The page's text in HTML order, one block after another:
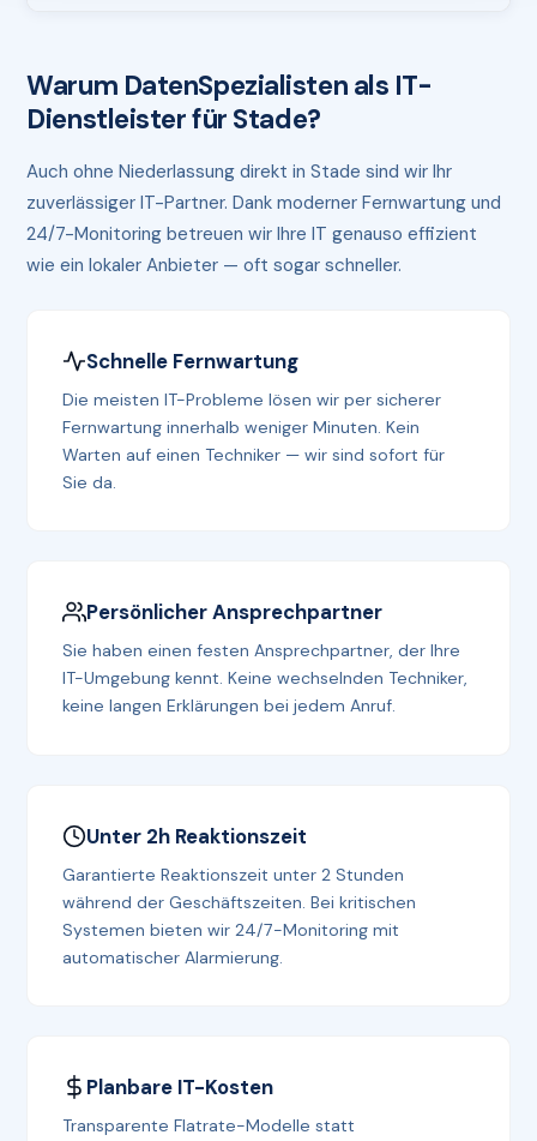
Warum DatenSpezialisten als IT-
Dienstleister für Stade?
Auch ohne Niederlassung direkt in Stade sind wir Ihr
zuverlässiger IT-Partner. Dank moderner Fernwartung und
24/7-Monitoring betreuen wir Ihre IT genauso effizient
wie ein lokaler Anbieter — oft sogar schneller.
Schnelle Fernwartung
Die meisten IT-Probleme lösen wir per sicherer
Fernwartung innerhalb weniger Minuten. Kein
Warten auf einen Techniker — wir sind sofort für
Sie da.
Persönlicher Ansprechpartner
Sie haben einen festen Ansprechpartner, der Ihre
IT-Umgebung kennt. Keine wechselnden Techniker,
keine langen Erklärungen bei jedem Anruf.
Unter 2h Reaktionszeit
Garantierte Reaktionszeit unter 2 Stunden
während der Geschäftszeiten. Bei kritischen
Systemen bieten wir 24/7-Monitoring mit
automatischer Alarmierung.
Planbare IT-Kosten
Transparente Flatrate-Modelle statt